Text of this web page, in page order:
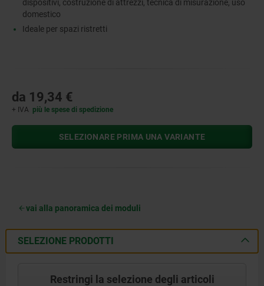
dispositivi, costruzione di attrezzi, tecnica di misurazione, uso
domestico
Ideale per spazi ristretti
da 19,34 €
+ IVA più le spese di spedizione
SELEZIONARE PRIMA UNA VARIANTE
vai alla panoramica dei moduli
SELEZIONE PRODOTTI
Restringi la selezione degli articoli